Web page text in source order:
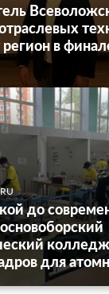
регион в
до
для